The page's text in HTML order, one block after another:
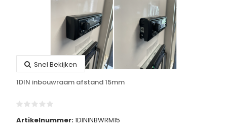
Snel Bekijken
1DIN inbouwraam afstand 15mm
Artikelnummer:1DININBWRM15